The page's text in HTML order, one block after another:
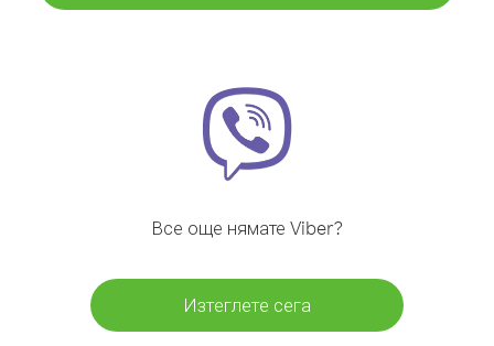
Все още нямате Viber?
Изтеглете сега